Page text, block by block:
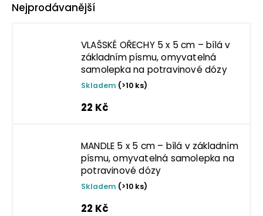
Nejprodávanější
VLAŠSKÉ OŘECHY 5 x 5 cm – bílá v
základním písmu, omyvatelná
samolepka na potravinové dózy
Skladem (>10 ks)
22 Kč
MANDLE 5 x 5 cm – bílá v základním
písmu, omyvatelná samolepka na
potravinové dózy
Skladem (>10 ks)
22 Kč